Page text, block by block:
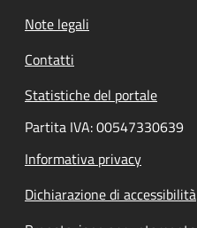
Note legali
Contatti
Statistiche del portale
Partita IVA: 00547330639
Informativa privacy
Dichiarazione di accessibilità